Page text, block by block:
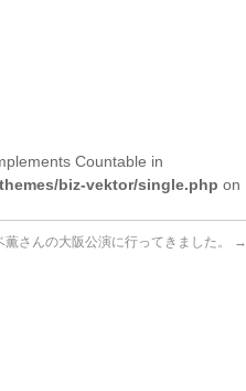
Countable in
biz-vektor/single.php on
薫さんの大阪公演に行ってきました。 →